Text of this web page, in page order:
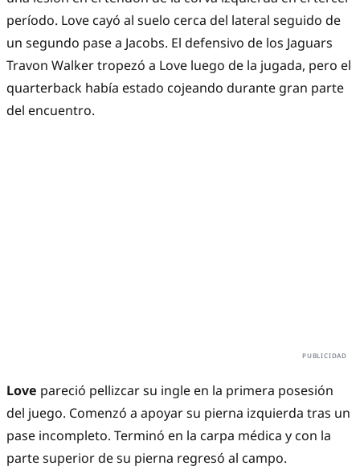
período. Love cayó al suelo cerca del lateral seguido de
un segundo pase a Jacobs. El defensivo de los Jaguars
Travon Walker tropezó a Love luego de la jugada, pero el
quarterback había estado cojeando durante gran parte
del encuentro.
Love pareció pellizcar su ingle en la primera posesión
del juego. Comenzó a apoyar su pierna izquierda tras un
pase incompleto. Terminó en la carpa médica y con la
parte superior de su pierna regresó al campo.